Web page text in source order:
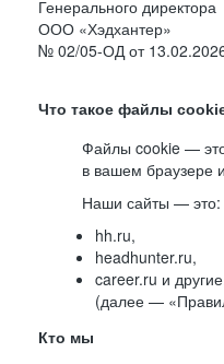
Генерального директора
ООО «Хэдхантер»
№ 02/05-ОД от
Что такое файлы
Файлы cookie —
в вашем браузере
Наши сайты — это:
hh.ru,
headhunter.ru,
career.ru и
(далее —
Кто мы